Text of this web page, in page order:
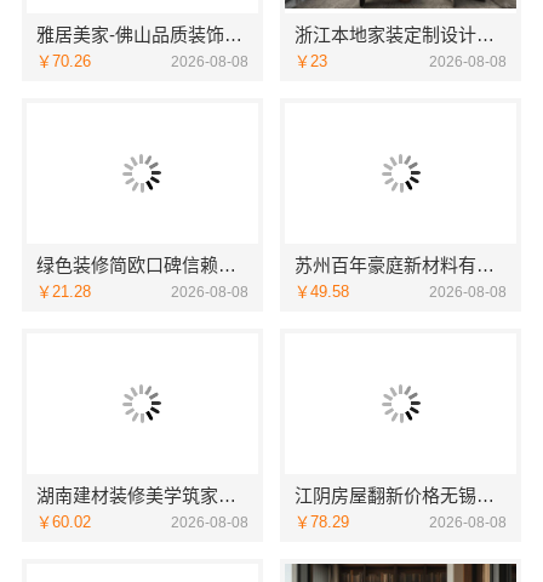
雅居美家-佛山品质装饰家装设计首选品牌
￥70.26 2026-08-08
浙江本地家装定制设计大概报价-浙江乐享新材料有限公司
￥23 2026-08-08
绿色装修简欧口碑信赖江西尚宅尚品新型环保材料有限公司
￥21.28 2026-08-08
苏州百年豪庭新材料有限公司：苏州相城一站式家装设计多少钱拎包入住
￥49.58 2026-08-08
湖南建材装修美学筑家怎么选？三大优势助您明智决策
￥60.02 2026-08-08
江阴房屋翻新价格无锡亿莱居装饰工程材料有限公司
￥78.29 2026-08-08